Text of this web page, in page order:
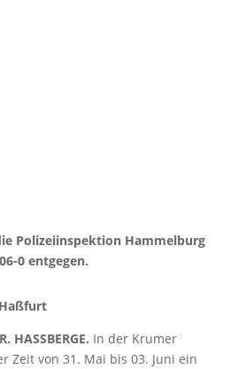
Polizeiinspektion Hammelburg
0 entgegen.
HASSBERGE. In der Krumer
Zeit von 31. Mai bis 03. Juni ein